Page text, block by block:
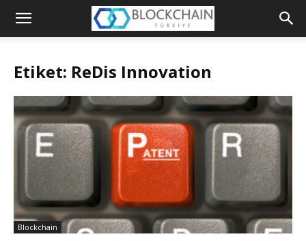
Blockchain
Etiket: ReDis Innovation
Blockchain